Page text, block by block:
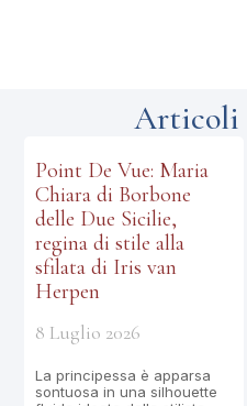
Articoli
Point De Vue: Maria
Chiara di Borbone
delle Due Sicilie,
regina di stile alla
sfilata di Iris van
Herpen
8 Luglio 2026
La principessa è apparsa
sontuosa in una silhouette